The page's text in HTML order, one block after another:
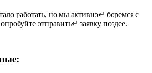
работать, но мы активно↵ боремся с
отправить↵ заявку поздее.